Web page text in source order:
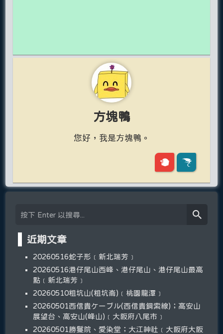
方塊鴨
您好，我是方塊鴨。
近期文章
20260516蛇子形﹝新北瑞芳﹞
20260516港仔尾山西峰、港仔尾山、港仔尾山最高
點﹝新北瑞芳﹞
20260510粗坑山(粗坑崙)﹝桃園龍潭﹞
20260501西信貴ケーブル(西信貴鋼索線)；高安山
展望台、高安山(峰山)﹝大阪府八尾市﹞
20260501勝鬘院、愛染堂；大江神社﹝大阪府大阪